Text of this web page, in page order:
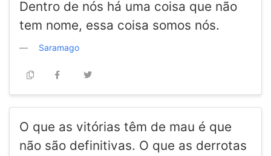
Dentro de nós há uma coisa que não
tem nome, essa coisa somos nós.
Saramago
O que as vitórias têm de mau é que
não são definitivas. O que as derrotas